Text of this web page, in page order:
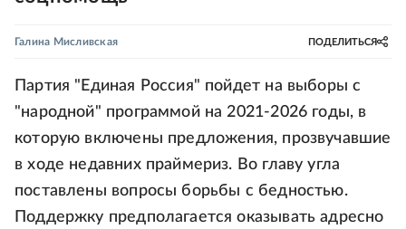
Галина Мисливская ПОДЕЛИТЬСЯ
Партия "Единая Россия" пойдет на выборы с
"народной" программой на 2021-2026 годы, в
которую включены предложения, прозвучавшие
в ходе недавних праймериз. Во главу угла
поставлены вопросы борьбы с бедностью.
Поддержку предполагается оказывать адресно